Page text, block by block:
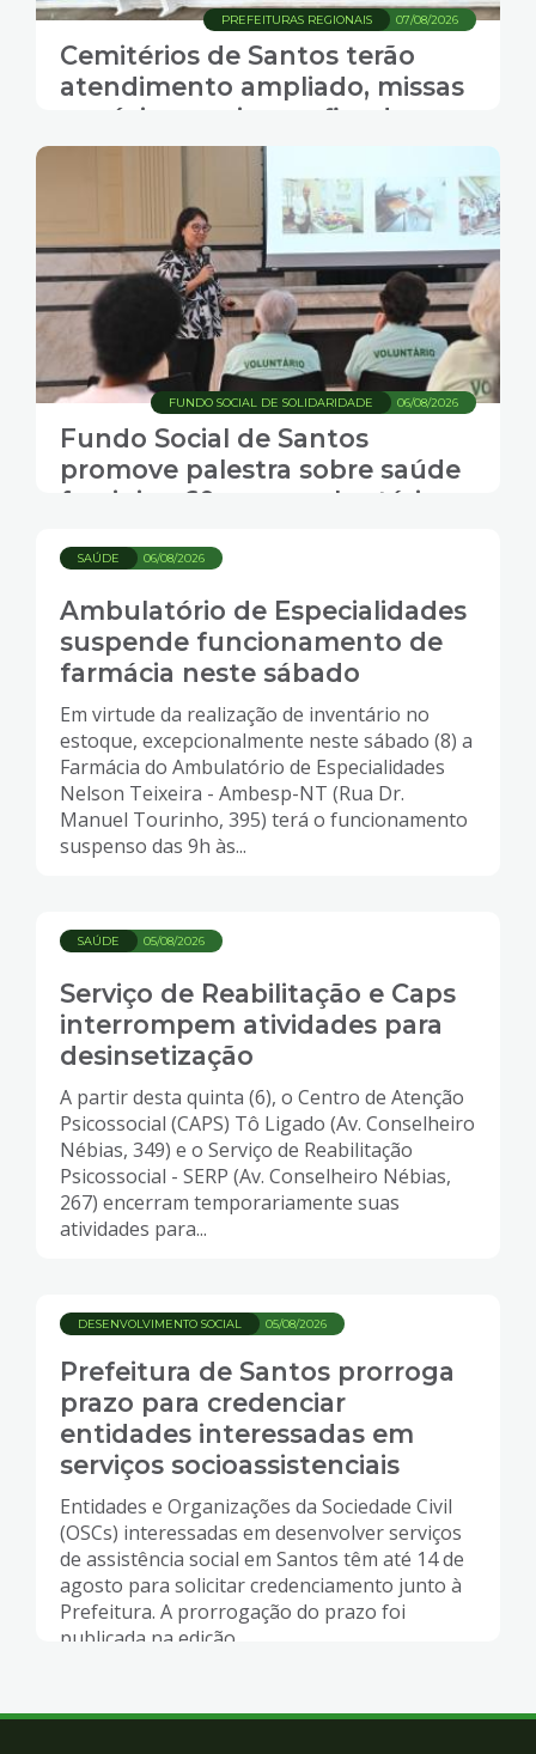
07/08/2026
PREFEITURAS REGIONAIS
Cemitérios de Santos terão
atendimento ampliado, missas
e música ao vivo no fim de
semana do Dia dos Pais
06/08/2026
FUNDO SOCIAL DE SOLIDARIDADE
Fundo Social de Santos
promove palestra sobre saúde
feminina 60+ para voluntárias
06/08/2026
SAÚDE
Ambulatório de Especialidades
suspende funcionamento de
farmácia neste sábado
Em virtude da realização de inventário no
estoque, excepcionalmente neste sábado (8) a
Farmácia do Ambulatório de Especialidades
Nelson Teixeira - Ambesp-NT (Rua Dr.
Manuel Tourinho, 395) terá o funcionamento
suspenso das 9h às...
05/08/2026
SAÚDE
Serviço de Reabilitação e Caps
interrompem atividades para
desinsetização
A partir desta quinta (6), o Centro de Atenção
Psicossocial (CAPS) Tô Ligado (Av. Conselheiro
Nébias, 349) e o Serviço de Reabilitação
Psicossocial - SERP (Av. Conselheiro Nébias,
267) encerram temporariamente suas
atividades para...
05/08/2026
DESENVOLVIMENTO SOCIAL
Prefeitura de Santos prorroga
prazo para credenciar
entidades interessadas em
serviços socioassistenciais
Entidades e Organizações da Sociedade Civil
(OSCs) interessadas em desenvolver serviços
de assistência social em Santos têm até 14 de
agosto para solicitar credenciamento junto à
Prefeitura. A prorrogação do prazo foi
publicada na edição...